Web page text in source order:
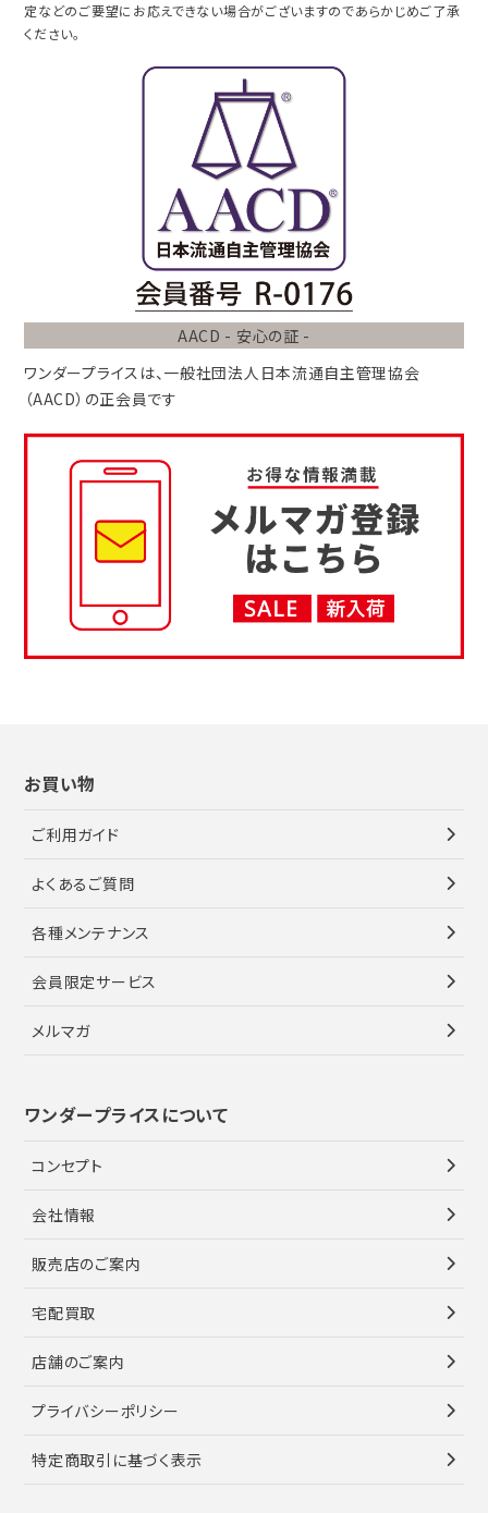
定などのご要望にお応えできない場合がございますのであらかじめご了承
ください。
AACD - 安心の証 -
ワンダープライスは、 一般社団法人 日本流通自主管理協会
（AACD） の正会員です
お買い物
ご利用ガイド
よくあるご質問
各種メンテナンス
会員限定サービス
メルマガ
ワンダープライスについて
コンセプト
会社情報
販売店のご案内
宅配買取
店舗のご案内
プライバシーポリシー
特定商取引に基づく表示